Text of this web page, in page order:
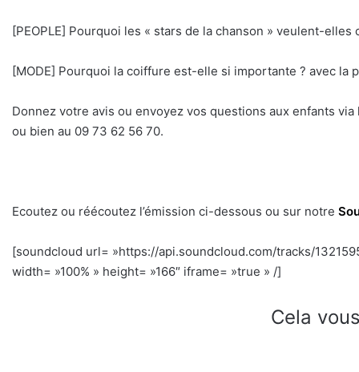
[PEOPLE] Pourquoi les « stars de la chanson » veulent-
[MODE] Pourquoi la coiffure est-elle si importante ? avec la
Donnez votre avis ou envoyez vos questions aux enfants
ou bien au 09 73 62 56 70.
Ecoutez ou réécoutez l’émission ci-dessous ou sur notre
[soundcloud url= »https://api.soundcloud.com/tracks/
width= »100% » height= »166″ iframe= »true » /]
Cela